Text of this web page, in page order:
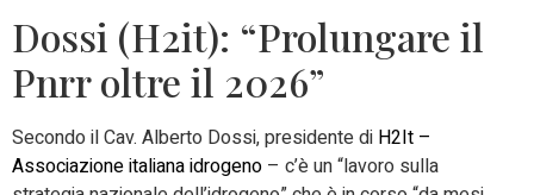
Dossi (H2it): “Prolungare il
Pnrr oltre il 2026”
Secondo il Cav. Alberto Dossi, presidente di H2It –
Associazione italiana idrogeno – c’è un “lavoro sulla